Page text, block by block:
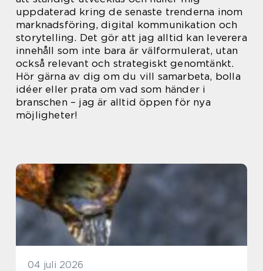
uppdaterad kring de senaste trenderna inom
marknadsföring, digital kommunikation och
storytelling. Det gör att jag alltid kan leverera
innehåll som inte bara är välformulerat, utan
också relevant och strategiskt genomtänkt.
Hör gärna av dig om du vill samarbeta, bolla
idéer eller prata om vad som händer i
branschen – jag är alltid öppen för nya
möjligheter!
04 juli 2026